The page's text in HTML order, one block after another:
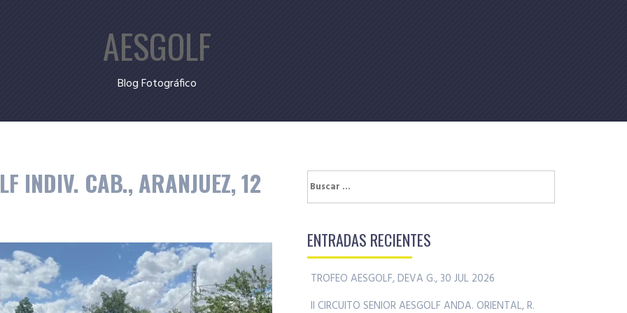
AESGOLF
Blog Fotográfico
INDIV. CAB., ARANJUEZ, 12 Buscar:
ENTRADAS RECIENTES
TROFEO AESGOLF, DEVA G., 30 JUL 2026
II CIRCUITO SENIOR AESGOLF ANDA. ORIENTAL, R.